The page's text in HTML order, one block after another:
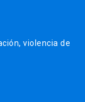
violencia de